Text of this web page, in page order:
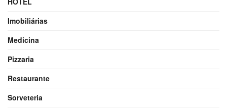
Imobiliárias
Medicina
Pizzaria
Restaurante
Sorveteria